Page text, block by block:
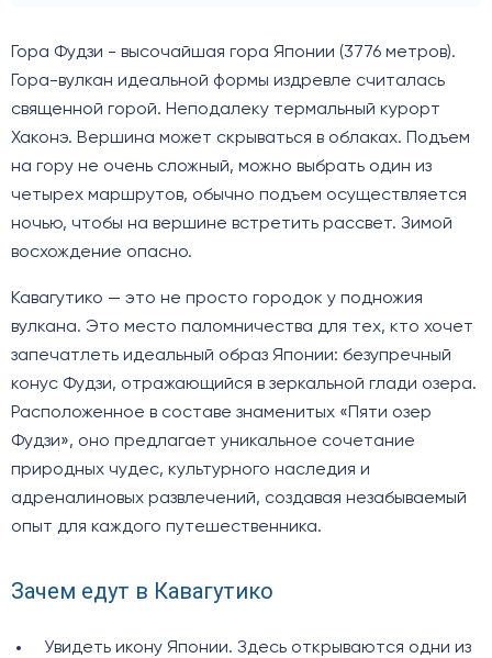
Гора Фудзи - высочайшая гора Японии (3776 метров).
Гора-вулкан идеальной формы издревле считалась
священной горой. Неподалеку термальный курорт
Хаконэ. Вершина может скрываться в облаках. Подъем
на гору не очень сложный, можно выбрать один из
четырех маршрутов, обычно подъем осуществляется
ночью, чтобы на вершине встретить рассвет. Зимой
восхождение опасно.
Кавагутико — это не просто городок у подножия
вулкана. Это место паломничества для тех, кто хочет
запечатлеть идеальный образ Японии: безупречный
конус Фудзи, отражающийся в зеркальной глади озера.
Расположенное в составе знаменитых «Пяти озер
Фудзи», оно предлагает уникальное сочетание
природных чудес, культурного наследия и
адреналиновых развлечений, создавая незабываемый
опыт для каждого путешественника.
Зачем едут в Кавагутико
Увидеть икону Японии. Здесь открываются одни из